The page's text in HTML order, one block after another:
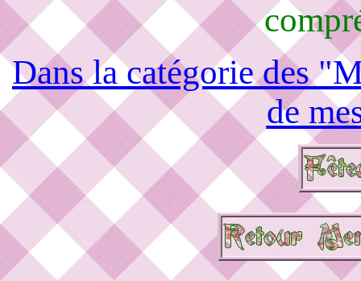
Dans la catégorie des
de